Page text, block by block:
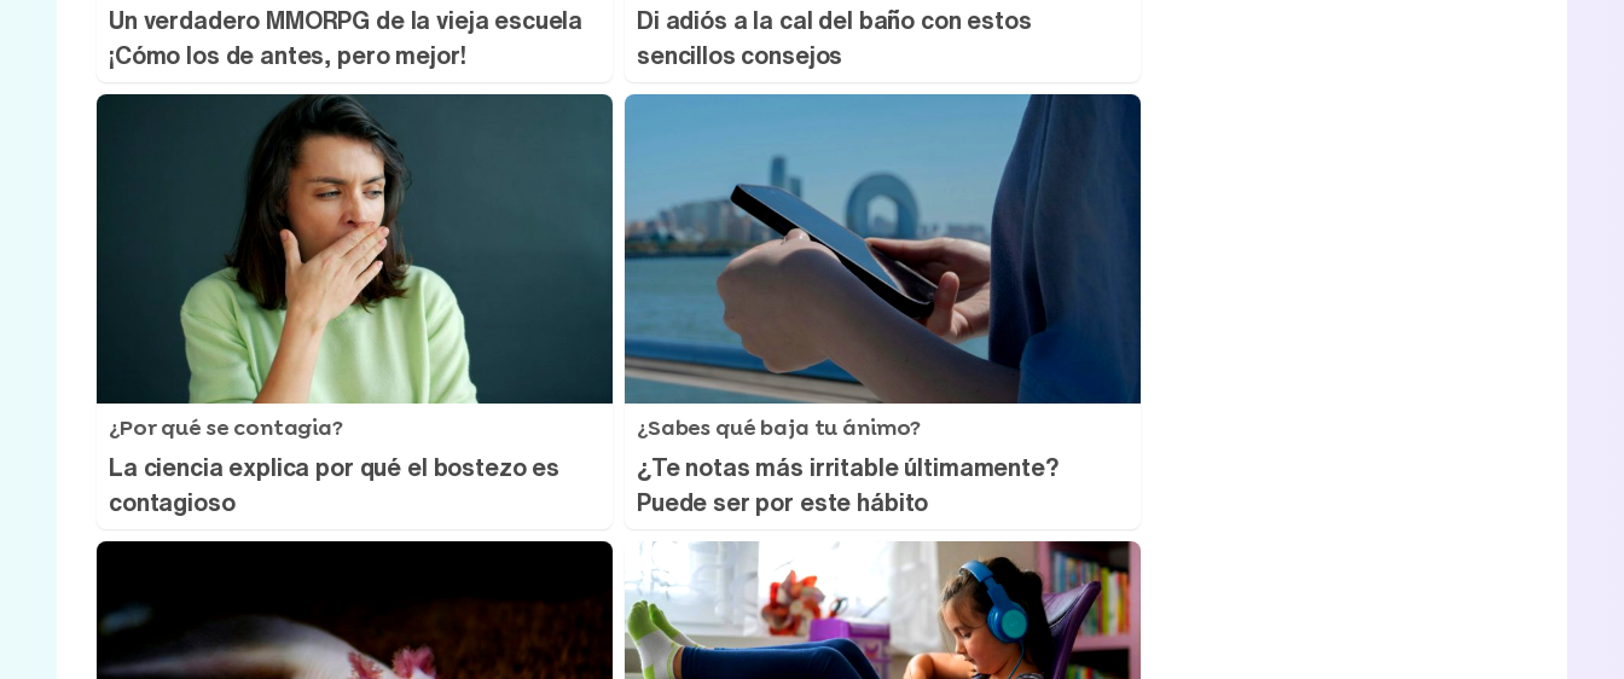
Un verdadero MMORPG de la vieja escuela
¡Cómo los de antes, pero mejor!
Di adiós a la cal del baño con estos
sencillos consejos
¿Por qué se contagia?
La ciencia explica por qué el bostezo es
contagioso
¿Sabes qué baja tu ánimo?
¿Te notas más irritable últimamente?
Puede ser por este hábito